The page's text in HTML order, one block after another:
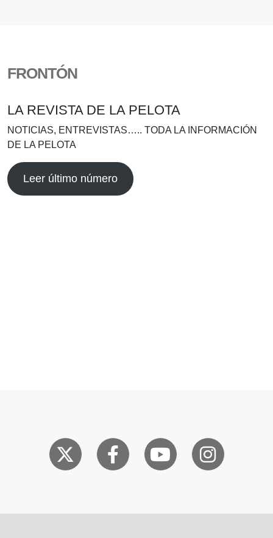
FRONTÓN
LA REVISTA DE LA PELOTA
NOTICIAS, ENTREVISTAS….. TODA LA INFORMACIÓN
DE LA PELOTA
Leer último número